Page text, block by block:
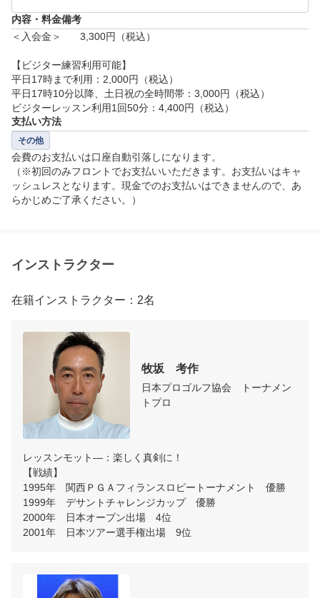
内容・料金備考
＜入会金＞	3,300円（税込）
【ビジター練習利用可能】
平日17時まで利用：2,000円（税込）
平日17時10分以降、土日祝の全時間帯：3,000円（税込）
ビジターレッスン利用1回50分：4,400円（税込）
支払い方法
その他
会費のお支払いは口座自動引落しになります。
（※初回のみフロントでお支払いいただきます。お支払いはキャ
ッシュレスとなります。現金でのお支払いはできませんので、あ
らかじめご了承ください。）
インストラクター
在籍インストラクター：2名
牧坂　考作
日本プロゴルフ協会　トーナメン
トプロ
レッスンモット―：楽しく真剣に！
【戦績】
1995年　関西ＰＧＡフィランスロピートーナメント　優勝
1999年　デサントチャレンジカップ　優勝
2000年　日本オープン出場　4位
2001年　日本ツアー選手権出場　9位